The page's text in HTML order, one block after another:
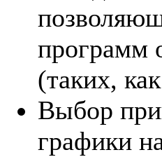
программ
(таких,
Выбор
графики